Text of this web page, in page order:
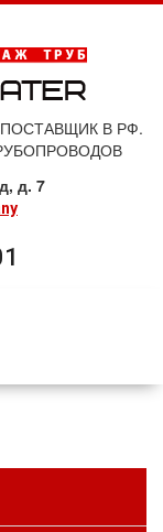
В РФ.
д. 7